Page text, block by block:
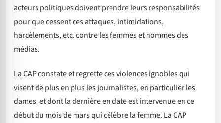
acteurs politiques doivent prendre leurs responsabilités
pour que cessent ces attaques, intimidations,
harcèlements, etc. contre les femmes et hommes des
médias.
La CAP constate et regrette ces violences ignobles qui
visent de plus en plus les journalistes, en particulier les
dames, et dont la dernière en date est intervenue en ce
début du mois de mars qui célèbre la femme. La CAP